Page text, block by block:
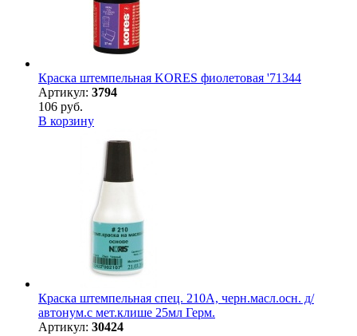
Краска штемпельная KORES фиолетовая '71344
Артикул: 3794
106 руб.
В корзину
Краска штемпельная спец. 210А, черн.масл.осн. д/
автонум.с мет.клише 25мл Герм.
Артикул: 30424